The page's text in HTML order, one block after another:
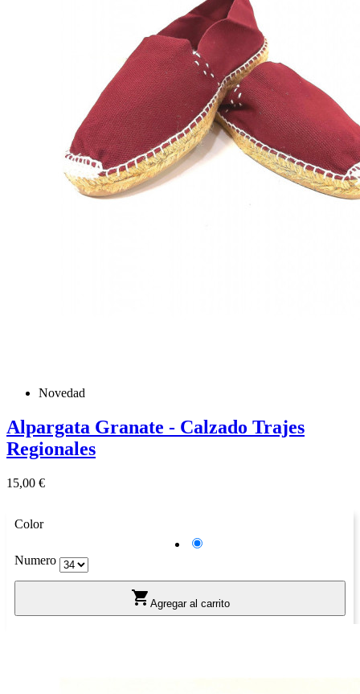
Novedad
Alpargata Granate - Calzado Trajes
Regionales
Precio
15,00 €
Color
Numero
 Agregar al carrito